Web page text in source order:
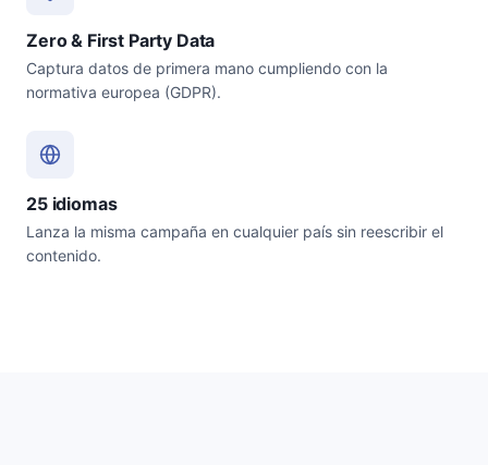
Zero & First Party Data
Captura datos de primera mano cumpliendo con la
normativa europea (GDPR).
25 idiomas
Lanza la misma campaña en cualquier país sin reescribir el
contenido.